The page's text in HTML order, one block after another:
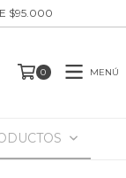
$95.000
0 MENÚ